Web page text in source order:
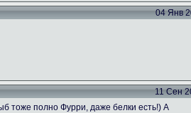
04 Янв
11 Сен
тоже полно Фурри, даже белки есть!) А